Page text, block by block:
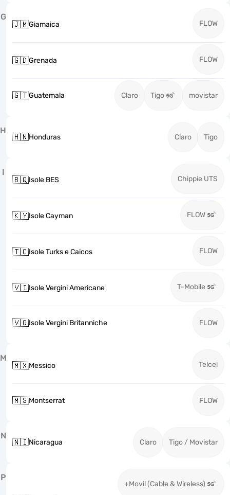
G
🇯🇲Giamaica FLOW
🇬🇩Grenada FLOW
🇬🇹Guatemala Claro Tigo movistar
H
🇭🇳Honduras Claro Tigo
I
🇧🇶Isole BES Chippie UTS
🇰🇾Isole Cayman FLOW
🇹🇨Isole Turks e Caicos FLOW
🇻🇮Isole Vergini Americane T-Mobile
🇻🇬Isole Vergini Britanniche FLOW
M
🇲🇽Messico Telcel
🇲🇸Montserrat FLOW
N
🇳🇮Nicaragua Claro Tigo / Movistar
P
+Movil (Cable & Wireless)